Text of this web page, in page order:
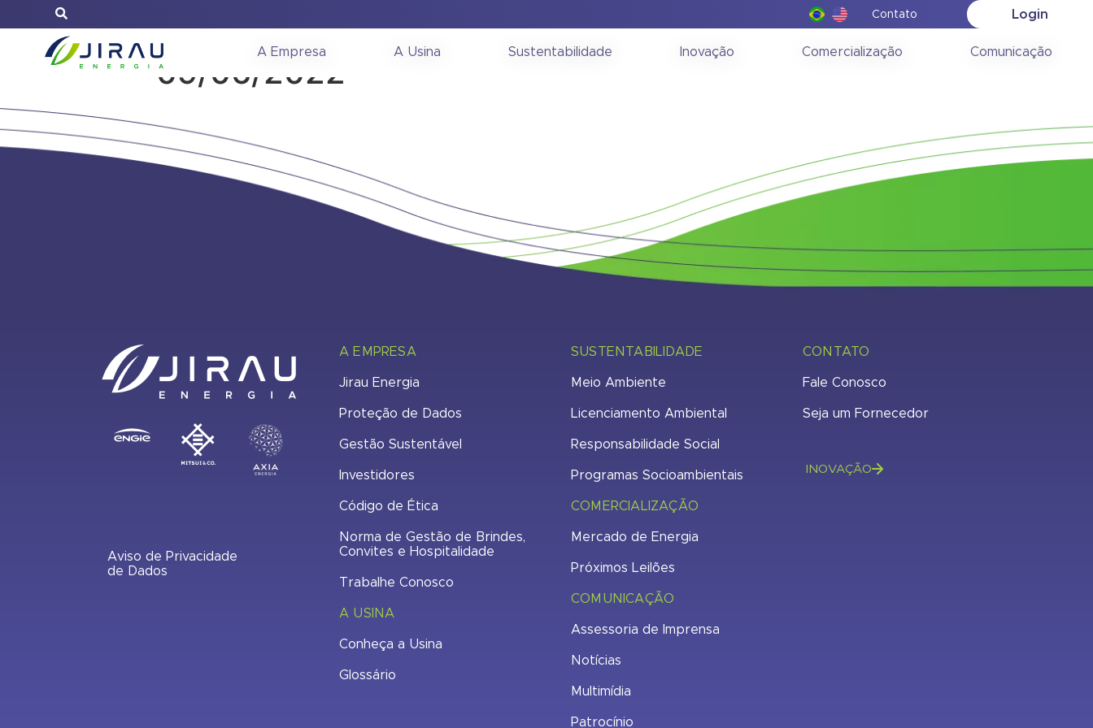
Contato Login
A Empresa A Usina Sustentabilidade Inovação Comercialização Comunicação
Reunião do Conselho de Administração
09/06/2022
Aviso de Privacidade
de Dados
A EMPRESA
Jirau Energia
Proteção de Dados
Gestão Sustentável
Investidores
Código de Ética
Norma de Gestão de Brindes,
Convites e Hospitalidade
Trabalhe Conosco
A USINA
Conheça a Usina
Glossário
SUSTENTABILIDADE
Meio Ambiente
Licenciamento Ambiental
Responsabilidade Social
Programas Socioambientais
COMERCIALIZAÇÃO
Mercado de Energia
Próximos Leilões
COMUNICAÇÃO
Assessoria de Imprensa
Notícias
Multimídia
Patrocínio
CONTATO
Fale Conosco
Seja um Fornecedor
INOVAÇÃO